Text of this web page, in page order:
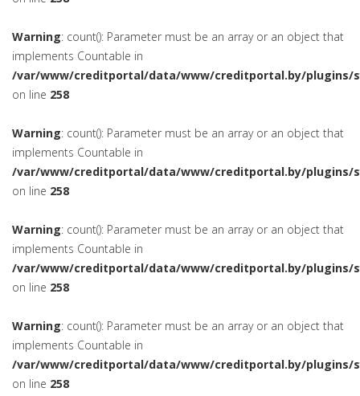
Warning: count(): Parameter must be an array or an object that
implements Countable in
/var/www/creditportal/data/www/creditportal.by/plugins/
on line 258
Warning: count(): Parameter must be an array or an object that
implements Countable in
/var/www/creditportal/data/www/creditportal.by/plugins/
on line 258
Warning: count(): Parameter must be an array or an object that
implements Countable in
/var/www/creditportal/data/www/creditportal.by/plugins/
on line 258
Warning: count(): Parameter must be an array or an object that
implements Countable in
/var/www/creditportal/data/www/creditportal.by/plugins/
on line 258